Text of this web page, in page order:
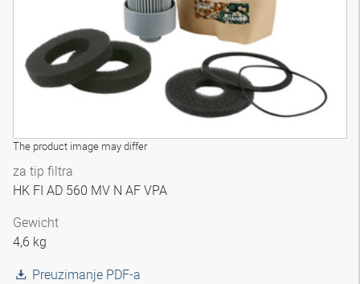
The product image may differ
za tip filtra
HK FI AD 560 MV N AF VPA
Gewicht
4,6 kg
Preuzimanje PDF-a